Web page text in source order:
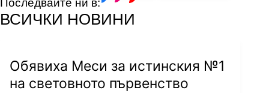
Последвайте ни в:
ВСИЧКИ НОВИНИ
Обявиха Меси за истинския №1
на световното първенство